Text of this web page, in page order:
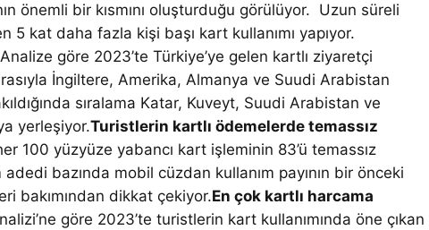
önemli bir kısmını oluşturduğu görülüyor. Uzun süreli
kat daha fazla kişi başı kart kullanımı yapıyor.
Analize göre 2023’te Türkiye’ye gelen kartlı ziyaretçi
İngiltere, Amerika, Almanya ve Suudi Arabistan
sıralama Katar, Kuveyt, Suudi Arabistan ve
yerleşiyor.Turistlerin kartlı ödemelerde temassız
100 yüzyüze yabancı kart işleminin 83’ü temassız
bazında mobil cüzdan kullanım payının bir önceki
bakımından dikkat çekiyor.En çok kartlı harcama
göre 2023’te turistlerin kart kullanımında öne çıkan